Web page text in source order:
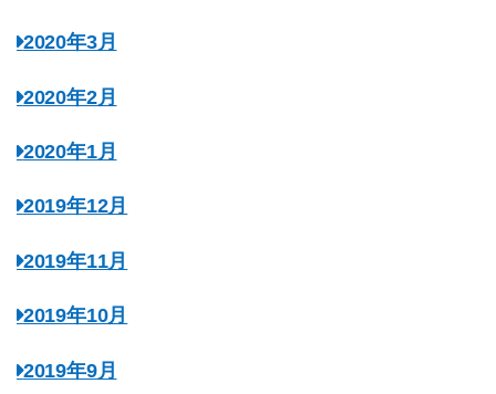
2020年3月
2020年2月
2020年1月
2019年12月
2019年11月
2019年10月
2019年9月